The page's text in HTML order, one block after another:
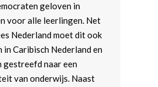
geloven in
voor alle leerlingen. Net
Nederland moet dit ook
in Caribisch Nederland en
gestreefd naar een
van onderwijs. Naast